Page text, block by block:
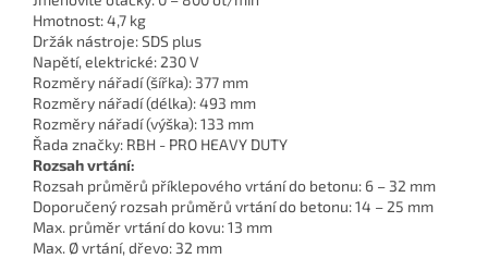
Hmotnost: 4,7 kg
Držák nástroje: SDS plus
Napětí, elektrické: 230 V
Rozměry nářadí (šířka): 377 mm
Rozměry nářadí (délka): 493 mm
Rozměry nářadí (výška): 133 mm
Řada značky: RBH - PRO HEAVY DUTY
Rozsah vrtání:
Rozsah průměrů příklepového vrtání do betonu: 6 – 32 mm
Doporučený rozsah průměrů vrtání do betonu: 14 – 25 mm
Max. průměr vrtání do kovu: 13 mm
Max. Ø vrtání, dřevo: 32 mm